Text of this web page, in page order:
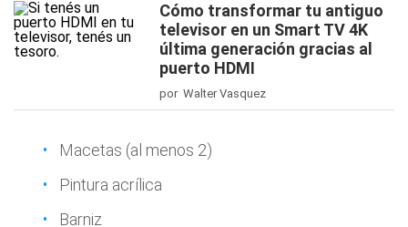
Cómo transformar tu antiguo
televisor en un Smart TV 4K
última generación gracias al
puerto HDMI
por Walter Vasquez
Macetas (al menos 2)
Pintura acrílica
Barniz